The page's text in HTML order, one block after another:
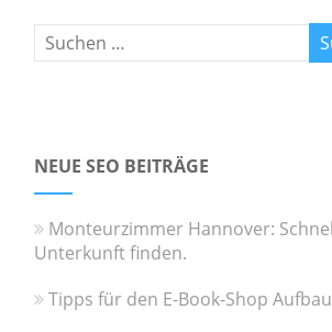
NEUE SEO BEITRÄGE
Monteurzimmer Hannover:
Unterkunft finden.
Tipps für den E-Book-Shop Aufbau